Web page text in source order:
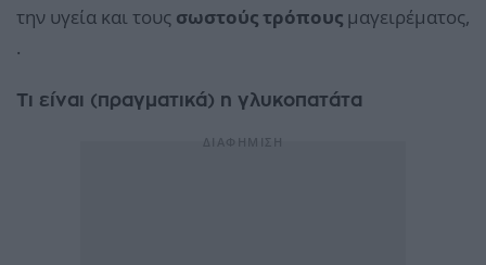
την υγεία και τους σωστούς τρόπους μαγειρέματος,
.
Τι είναι (πραγματικά) η γλυκοπατάτα